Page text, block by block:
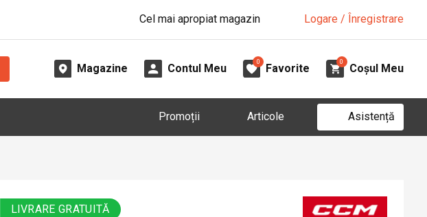
Cel mai apropiat magazin Logare / Înregistrare
Magazine Contul Meu
0
Favorite
0
Coșul Meu
Promoții Articole Asistență
LIVRARE GRATUITĂ